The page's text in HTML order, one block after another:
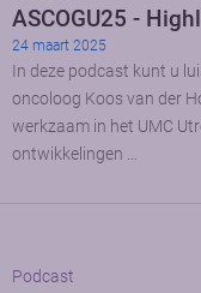
ASCOGU25 -
24 maart 2025
In deze podcast kunt u
oncoloog Koos van der
werkzaam in het UMC
ontwikkelingen …
Podcast